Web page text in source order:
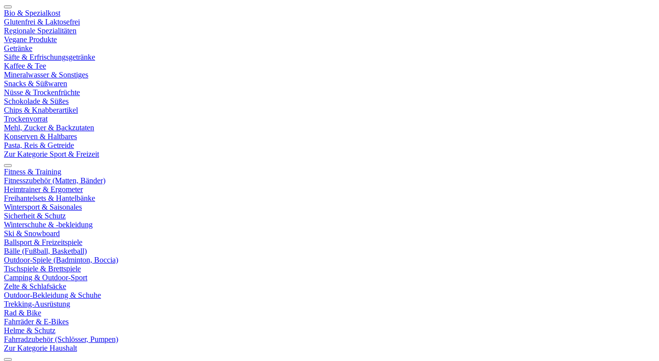
Bio & Spezialkost
Glutenfrei & Laktosefrei
Regionale Spezialitäten
Vegane Produkte
Getränke
Säfte & Erfrischungsgetränke
Kaffee & Tee
Mineralwasser & Sonstiges
Snacks & Süßwaren
Nüsse & Trockenfrüchte
Schokolade & Süßes
Chips & Knabberartikel
Trockenvorrat
Mehl, Zucker & Backzutaten
Konserven & Haltbares
Pasta, Reis & Getreide
Zur Kategorie Sport & Freizeit
Fitness & Training
Fitnesszubehör (Matten, Bänder)
Heimtrainer & Ergometer
Freihantelsets & Hantelbänke
Wintersport & Saisonales
Sicherheit & Schutz
Winterschuhe & -bekleidung
Ski & Snowboard
Ballsport & Freizeitspiele
Bälle (Fußball, Basketball)
Outdoor-Spiele (Badminton, Boccia)
Tischspiele & Brettspiele
Camping & Outdoor-Sport
Zelte & Schlafsäcke
Outdoor-Bekleidung & Schuhe
Trekking-Ausrüstung
Rad & Bike
Fahrräder & E-Bikes
Helme & Schutz
Fahrradzubehör (Schlösser, Pumpen)
Zur Kategorie Haushalt